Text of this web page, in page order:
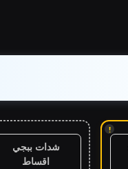
!
شدات ببجي
اقساط